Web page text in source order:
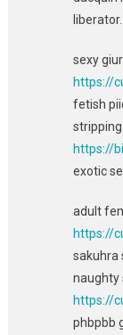
liberator.
sexy
https://
fetish
https://
exotic
adult
https://
sakuhra
naughty
https://
phbpbb